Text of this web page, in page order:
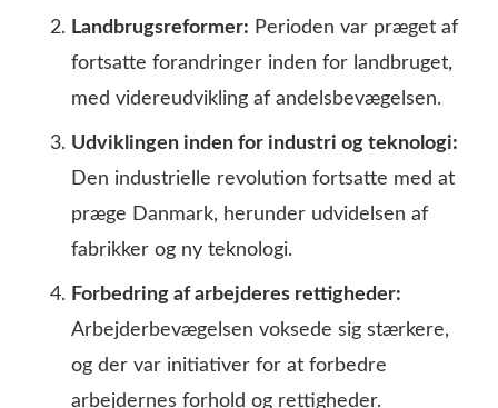
Landbrugsreformer: Perioden var præget af
fortsatte forandringer inden for landbruget,
med videreudvikling af andelsbevægelsen.
Udviklingen inden for industri og teknologi:
Den industrielle revolution fortsatte med at
præge Danmark, herunder udvidelsen af
fabrikker og ny teknologi.
Forbedring af arbejderes rettigheder:
Arbejderbevægelsen voksede sig stærkere,
og der var initiativer for at forbedre
arbejdernes forhold og rettigheder.